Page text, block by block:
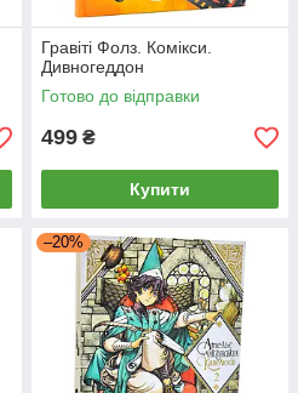
Гравіті Фолз. Комікси.
Дивногеддон
Готово до відправки
499 ₴
Купити
–20%